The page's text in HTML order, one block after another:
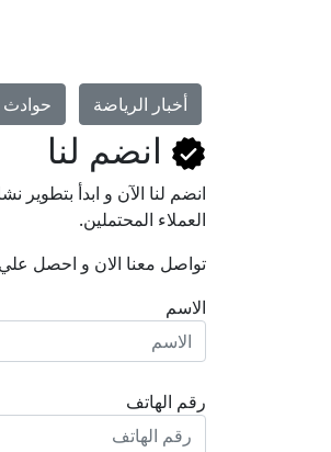
أخبار الرياضة حوادث
انضم لنا
انضم لنا اﻵن و ابدأ
العملاء المحتملين.
تواصل معنا الان و احصل
الاسم
رقم الهاتف